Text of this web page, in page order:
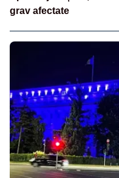
grav afectate